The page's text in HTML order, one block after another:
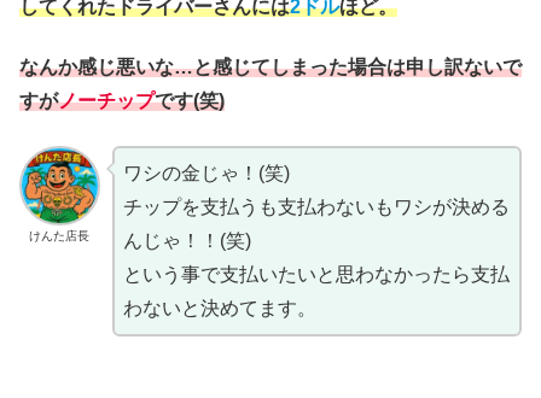
してくれたドライバーさんには2ドルほど。
なんか感じ悪いな…と感じてしまった場合は申し訳ないで
すがノーチップです(笑)
けんた店長
ワシの金じゃ！(笑)
チップを支払うも支払わないもワシが決める
んじゃ！！(笑)
という事で支払いたいと思わなかったら支払
わないと決めてます。